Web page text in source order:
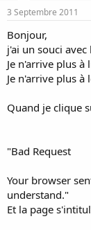
é
e
p
a
r
d
é
t
3 Septembre 2011
Bonjour,
j'ai un souci
Je n'arrive plus à
Je n'arrive plus à
Quand je clique
"Bad Request
Your browser
understand."
Et la page